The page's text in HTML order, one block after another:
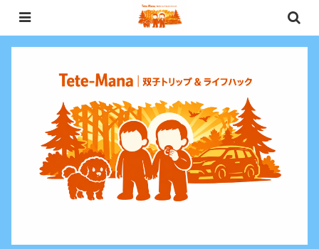
0歳〜未就学児（3歳）双子との週末お出かけ・子連れ旅行情報と、暮らしに役
立つお金・ライフハックをお届けする双子ファミリーブログ。